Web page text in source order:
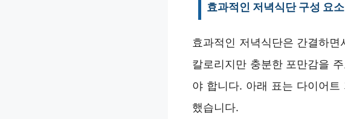
효과적인 저녁식단 구성 요소
효과적인 저녁식단은 간결하
칼로리지만 충분한 포만감을
야 합니다. 아래 표는 다이어
했습니다.